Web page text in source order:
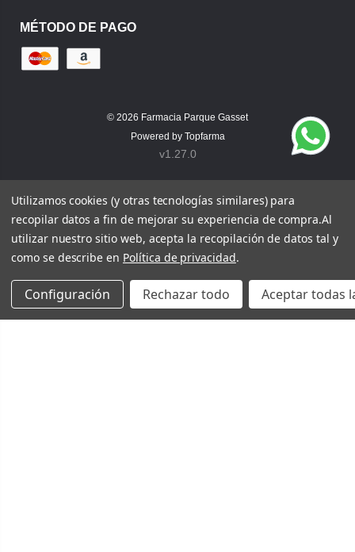
MÉTODO DE PAGO
© 2026 Farmacia Parque Gasset
Powered by Topfarma
v1.27.0
Utilizamos cookies (y otras tecnologías similares) para
recopilar datos a fin de mejorar su experiencia de compra.Al
utilizar nuestro sitio web, acepta la recopilación de datos tal y
como se describe en Política de privacidad.
Configuración Rechazar todo Aceptar todas